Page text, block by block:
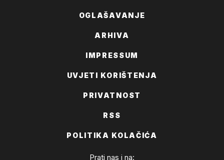
OGLAŠAVANJE
ARHIVA
IMPRESSUM
UVJETI KORIŠTENJA
PRIVATNOST
RSS
POLITIKA KOLAČIĆA
Prati nas i na: